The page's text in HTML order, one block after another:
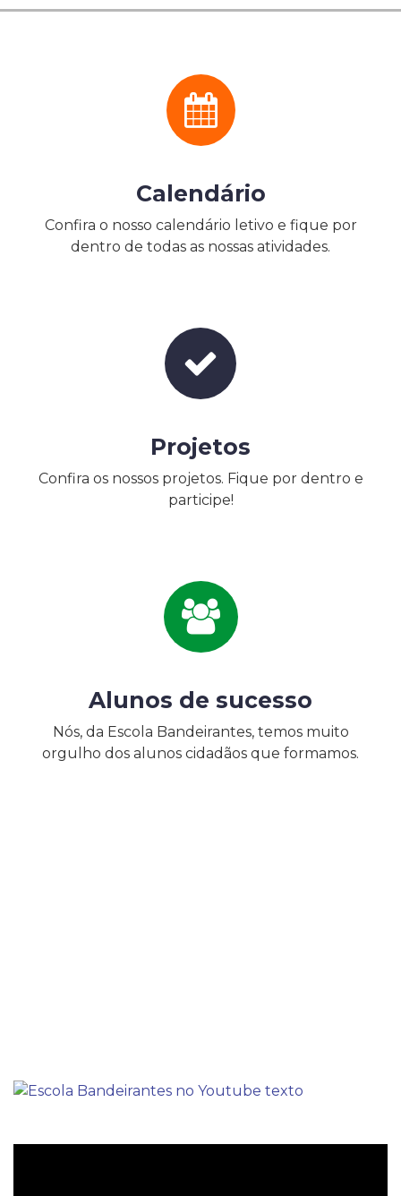
Calendário
Confira o nosso calendário letivo e fique por
dentro de todas as nossas atividades.
Projetos
Confira os nossos projetos. Fique por dentro e
participe!
Alunos de sucesso
Nós, da Escola Bandeirantes, temos muito
orgulho dos alunos cidadãos que formamos.